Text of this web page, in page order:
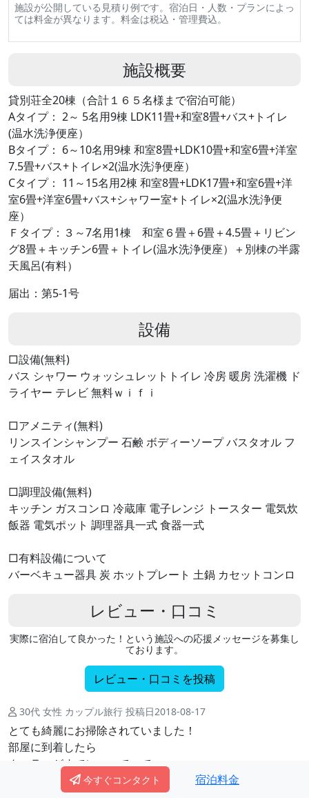
施設が公開している見積り例です。宿泊日・人数・プランによっ
ては料金が異なります。料金は税込・管理費込。
施設概要
貸別荘全20棟（合計１６５名様まで宿泊可能）
Aタイプ： 2～ 5名用9棟 LDK11畳+和室8畳+バス+トイレ
(温水洗浄便座）
Bタイプ： 6～10名用9棟 和室8畳+LDK10畳+和室6畳+洋室
7.5畳+バス+トイレ×2(温水洗浄便座）
Cタイプ： 11～15名用2棟 和室8畳+LDK17畳+和室6畳+洋
室6畳+洋室6畳+バス+シャワー室+トイレ×2(温水洗浄便
座）
Ｆタイプ：３～7名用1棟 和室６畳＋6畳＋4.5畳＋リビン
グ8畳＋キッチン6畳＋トイレ(温水洗浄便座）＋別棟の半露
天風呂(有料）
届出：第5-1号
設備
□設備(無料)
バス シャワー ウォッシュレットトイレ 冷房 暖房 洗濯機 ド
ライヤー テレビ 無料ｗｉｆｉ
□アメニティ(無料)
リンスインシャンプー 石鹸 ボディーソープ バスタオル フ
ェイスタオル
□調理設備(無料)
キッチン ガスコンロ 冷蔵庫 電子レンジ トースター 電気炊
飯器 電気ポット 調理器具一式 食器一式
□有料設備について
バーベキュー器具 炭 ホットプレート 土鍋 カセットコンロ
レビュー・口コミ
実際に宿泊して良かった！という施設への応援メッセージを募集し
ております。
レビュー・口コミを投稿
30代 女性 カップル旅行 投稿日2018-08-17
とても綺麗にお掃除されていました！
部屋に到着したら
クーラーがすでについていて
感動しました✨今すぐコンタクト 宿泊料金